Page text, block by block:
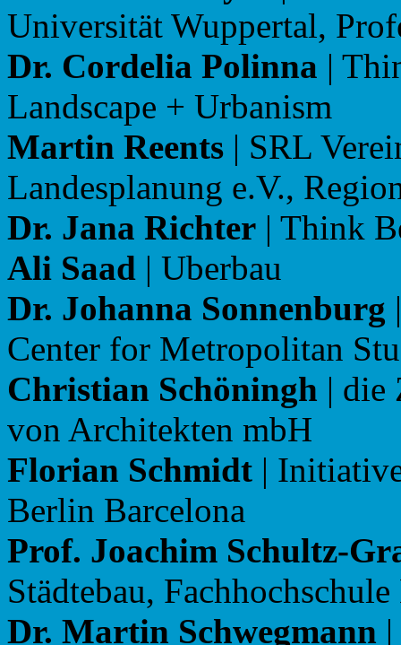
Universität Wuppertal,
Dr. Cordelia Polinna |
Landscape + Urbanism
Martin Reents | SRL
Landesplanung e.V.,
Dr. Jana Richter | Think
Ali Saad | Uberbau
Dr. Johanna Sonnenburg
Center for Metropolitan
Christian Schöningh | die
von Architekten mbH
Florian Schmidt |
Berlin Barcelona
Prof. Joachim Schultz-
Städtebau,
Dr. Martin Schwegmann